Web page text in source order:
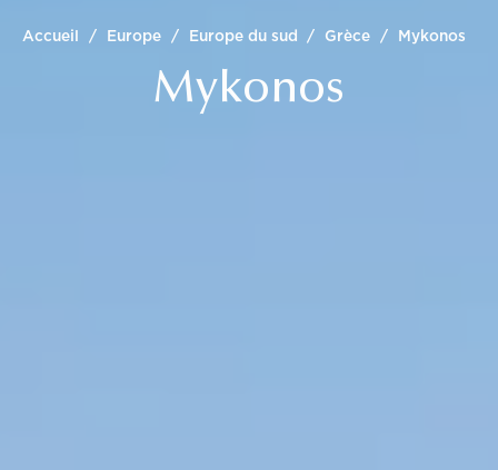
Accueil / Europe / Europe du sud / Grèce / Mykonos
Mykonos